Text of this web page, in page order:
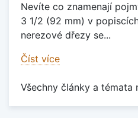
Nevíte co znamenají
3 1/2 (92 mm) v
nerezové dřezy se...
Číst více
Všechny články a témata